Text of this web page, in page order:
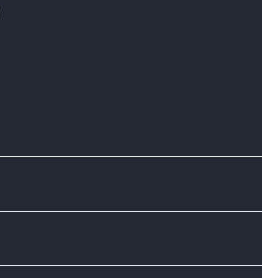
用卡